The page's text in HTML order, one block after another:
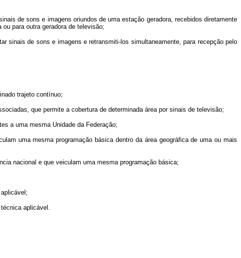
de sons e imagens oriundos de uma estação geradora, recebidos diretamente
para outra geradora de televisão;
de sons e imagens e retransmiti-los simultaneamente, para recepção pelo
trajeto contínuo;
que permite a cobertura de determinada área por sinais de televisão;
a uma mesma Unidade da Federação;
uma mesma programação básica dentro da área geográfica de uma ou mais
nacional e que veiculam uma mesma programação básica;
aplicável.